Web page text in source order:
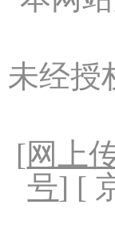
未经授
[网上
号] [